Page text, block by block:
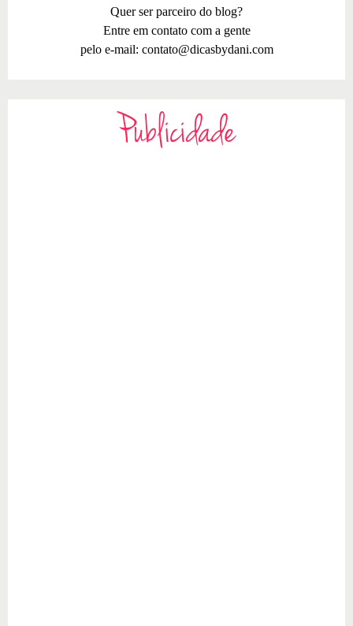
Quer ser parceiro do blog?
Entre em contato com a gente
pelo e-mail: contato@dicasbydani.com
Publicidade